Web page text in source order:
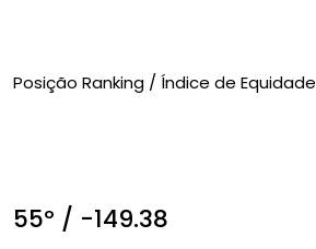
Posição Ranking / Índice de Equidade
55º / -149.38